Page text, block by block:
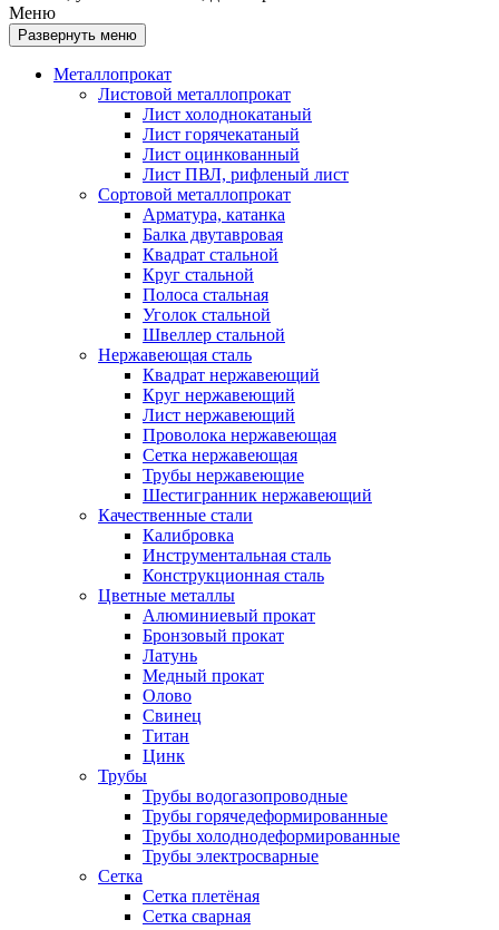
Меню
Развернуть меню
Металлопрокат
Листовой металлопрокат
Лист холоднокатаный
Лист горячекатаный
Лист оцинкованный
Лист ПВЛ, рифленый лист
Сортовой металлопрокат
Арматура, катанка
Балка двутавровая
Квадрат стальной
Круг стальной
Полоса стальная
Уголок стальной
Швеллер стальной
Нержавеющая сталь
Квадрат нержавеющий
Круг нержавеющий
Лист нержавеющий
Проволока нержавеющая
Сетка нержавеющая
Трубы нержавеющие
Шестигранник нержавеющий
Качественные стали
Калибровка
Инструментальная сталь
Конструкционная сталь
Цветные металлы
Алюминиевый прокат
Бронзовый прокат
Латунь
Медный прокат
Олово
Свинец
Титан
Цинк
Трубы
Трубы водогазопроводные
Трубы горячедеформированные
Трубы холоднодеформированные
Трубы электросварные
Сетка
Сетка плетёная
Сетка сварная